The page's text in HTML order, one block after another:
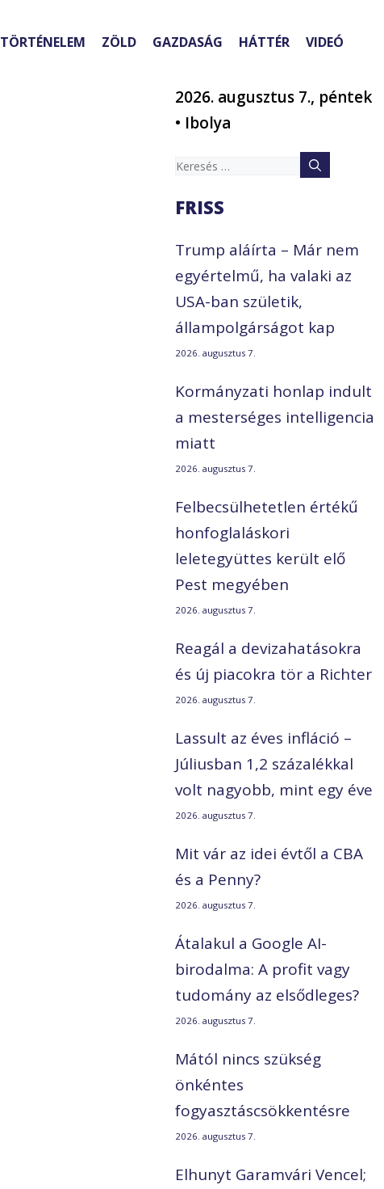
TÖRTÉNELEM ZÖLD GAZDASÁG HÁTTÉR VIDEÓ
2026. augusztus 7., péntek
• Ibolya
Keresés:
FRISS
Trump aláírta – Már nem
egyértelmű, ha valaki az
USA-ban születik,
állampolgárságot kap
2026. augusztus 7.
Kormányzati honlap indult
a mesterséges intelligencia
miatt
2026. augusztus 7.
Felbecsülhetetlen értékű
honfoglaláskori
leletegyüttes került elő
Pest megyében
2026. augusztus 7.
Reagál a devizahatásokra
és új piacokra tör a Richter
2026. augusztus 7.
Lassult az éves infláció –
Júliusban 1,2 százalékkal
volt nagyobb, mint egy éve
2026. augusztus 7.
Mit vár az idei évtől a CBA
és a Penny?
2026. augusztus 7.
Átalakul a Google AI-
birodalma: A profit vagy
tudomány az elsődleges?
2026. augusztus 7.
Mától nincs szükség
önkéntes
fogyasztáscsökkentésre
2026. augusztus 7.
Elhunyt Garamvári Vencel;